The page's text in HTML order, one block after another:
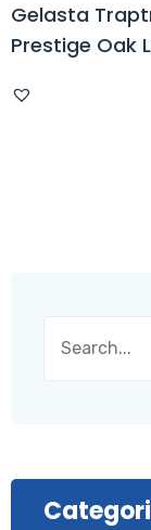
Gelasta
Prestige Oak